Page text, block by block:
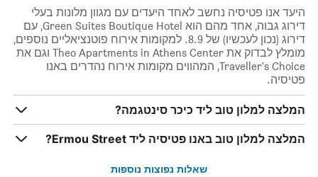
היעד אנו פטיסיה נחשב לאחד היעדים עם מגוון מלונות בעלי
דירוג גבוה, אחד מהם הוא Green Suites Boutique Hotel, עם
דירוג (נכון לעכשיו) של 8.9. למקומות אירוח פוטנציאליים נוספים,
מומלץ לבדוק את Theo Apartments in Athens Center וגם את
Traveller's Choice, המהווים מקומות אירוח נהדרים באנו
פטיסיה.
המלצה למלון טוב ליד כיכר סינטגמה?
המלצה למלון טוב באנו פטיסיה ליד Ermou Street?
שאלות נפוצות נוספות